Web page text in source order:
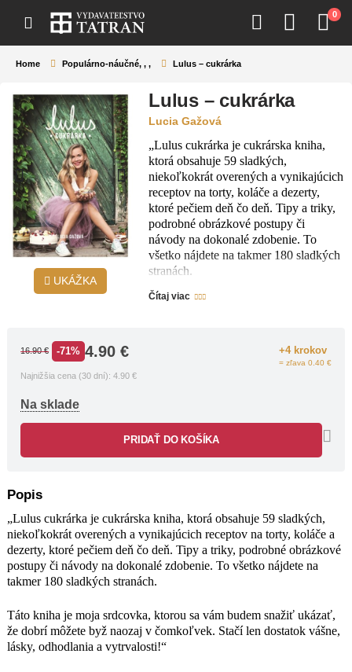
0
Home Populárno-náučné, , , Lulus – cukrárka
UKÁŽKA
Lulus – cukrárka
Lucia Gažová
„Lulus cukrárka je cukrárska kniha,
ktorá obsahuje 59 sladkých,
niekoľkokrát overených a vynikajúcich
receptov na torty, koláče a dezerty,
ktoré pečiem deň čo deň. Tipy a triky,
podrobné obrázkové postupy či
návody na dokonalé zdobenie. To
všetko nájdete na takmer 180 sladkých
stranách.
vám budem snažiť ukázať, že dobrí
Čítaj viac
16.90€ -71% 4.90 €
Najnižšia cena (30 dní):4.90 €
+4 krokov
= zľava 0.40 €
Na sklade
PRIDAŤ DO KOŠÍKA
Popis
„Lulus cukrárka je cukrárska kniha, ktorá obsahuje 59 sladkých,
niekoľkokrát overených a vynikajúcich receptov na torty, koláče a
dezerty, ktoré pečiem deň čo deň. Tipy a triky, podrobné obrázkové
postupy či návody na dokonalé zdobenie. To všetko nájdete na
takmer 180 sladkých stranách.
Táto kniha je moja srdcovka, ktorou sa vám budem snažiť ukázať,
že dobrí môžete byž naozaj v čomkoľvek. Stačí len dostatok vášne,
lásky, odhodlania a vytrvalosti!“